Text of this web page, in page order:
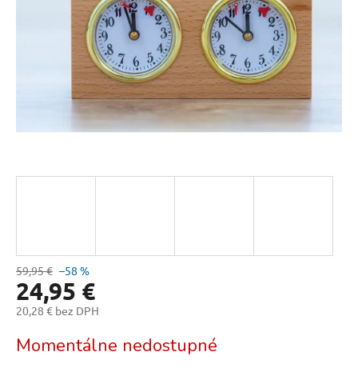
59,95 € –58 %
24,95 €
20,28 € bez DPH
cena:
Momentálne nedostupné